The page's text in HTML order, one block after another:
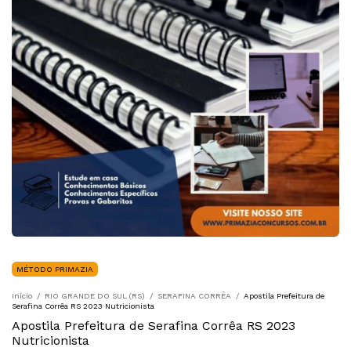
MÉTODO PRIMAZIA
Início / RIO GRANDE DO SUL (RS) / SERAFINA CORRÊA / Apostila Prefeitura de
Serafina Corrêa RS 2023 Nutricionista
Apostila Prefeitura de Serafina Corrêa RS 2023
Nutricionista